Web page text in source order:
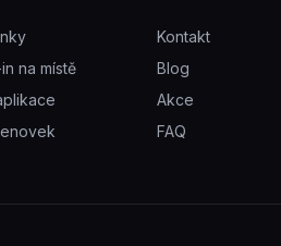
na místě
Kontakt
Blog
Akce
FAQ